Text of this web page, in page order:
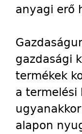
anyagi erő
gazdasági
termékek
a termelési
alapon